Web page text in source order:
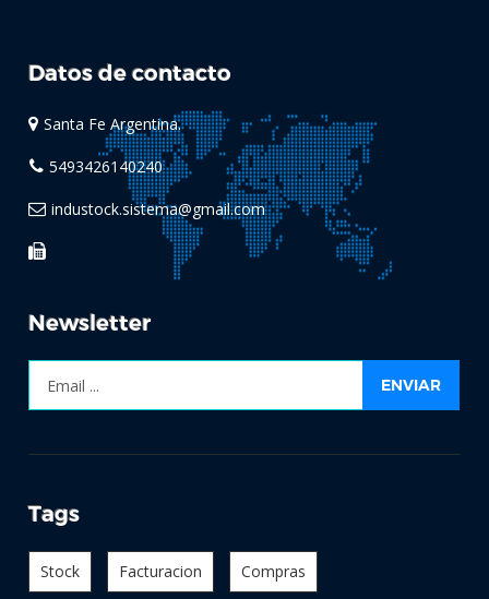
Datos de contacto
Santa Fe Argentina.
5493426140240
industock.sistema@gmail.com
Newsletter
ENVIAR
Tags
Stock Facturacion Compras